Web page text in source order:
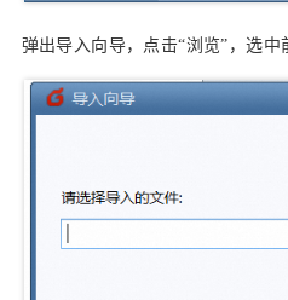
弹出导入向导，点击“浏览”，选中